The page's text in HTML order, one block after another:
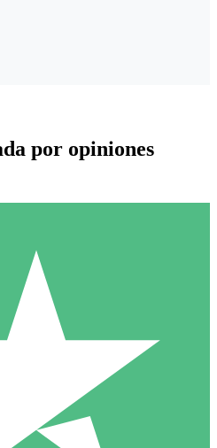
Individuales
de descarga. Sin compromiso
10 00
por opiniones